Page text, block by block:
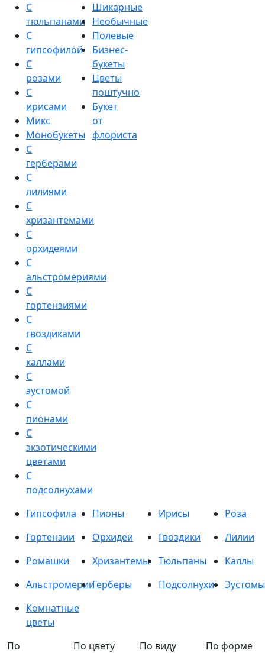
С
тюльпанами
С
гипсофилой
С
розами
С
ирисами
Микс
Монобукеты
С
герберами
С
лилиями
С
хризантемами
С
орхидеями
С
альстромериями
С
гортензиями
С
гвоздиками
С
каллами
С
эустомой
С
пионами
С
экзотическими
цветами
С
подсолнухами
Шикарные
Необычные
Полевые
Бизнес-
букеты
Цветы
поштучно
Букет
от
флориста
Гипсофила Пионы Ирисы
Роза
Гортензии
Орхидеи Гвоздики
Лилии
Ромашки
Хризантемы Тюльпаны
Каллы
АльстромерииГерберы Подсолнухи
Эустомы
Комнатные
цветы
По
По цвету
По виду
По форме